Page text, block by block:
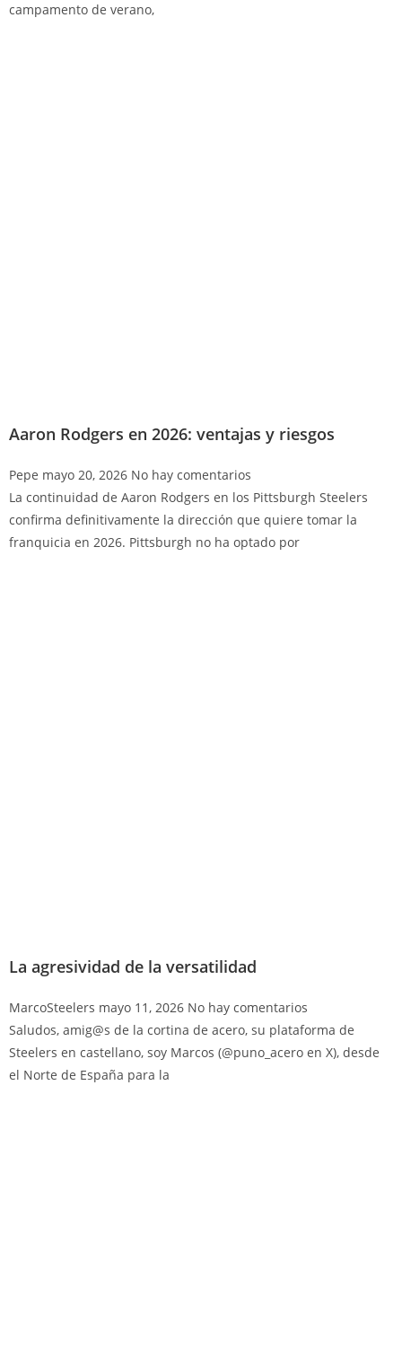
campamento de verano,
Aaron Rodgers en 2026: ventajas y riesgos
Pepe mayo 20, 2026 No hay comentarios
La continuidad de Aaron Rodgers en los Pittsburgh Steelers
confirma definitivamente la dirección que quiere tomar la
franquicia en 2026. Pittsburgh no ha optado por
La agresividad de la versatilidad
MarcoSteelers mayo 11, 2026 No hay comentarios
Saludos, amig@s de la cortina de acero, su plataforma de
Steelers en castellano, soy Marcos (@puno_acero en X), desde
el Norte de España para la